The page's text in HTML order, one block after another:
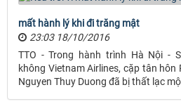
mất hành lý khi đi trăng mật
23:03 18/10/2016
TTO - Trong hành trình Hà Nội -
không Vietnam Airlines, cặp tân hôn
Nguyen Thuy Duong đã bị thất lạc